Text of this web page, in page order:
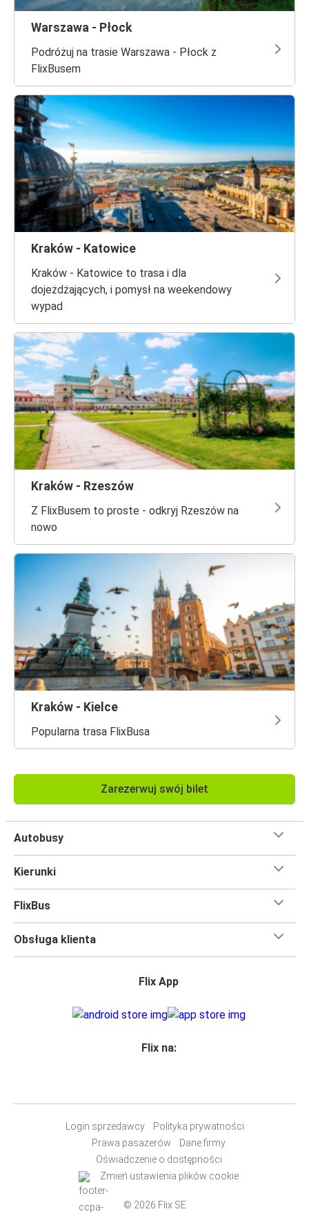
Warszawa - Płock
Podróżuj na trasie Warszawa - Płock z
FlixBusem
Kraków - Katowice
Kraków - Katowice to trasa i dla
dojeżdżających, i pomysł na weekendowy
wypad
Kraków - Rzeszów
Z FlixBusem to proste - odkryj Rzeszów na
nowo
Kraków - Kielce
Popularna trasa FlixBusa
Zarezerwuj swój bilet
Autobusy
Kierunki
FlixBus
Obsługa klienta
Flix App
Flix na:
Login sprzedawcy
Polityka prywatności
Prawa pasażerów
Dane firmy
Oświadczenie o dostępności
Zmień ustawienia plików cookie
© 2026 Flix SE